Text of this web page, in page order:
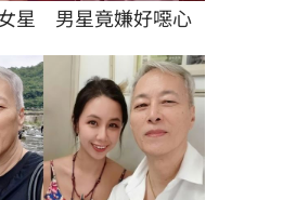
星　男星竟嫌好噁心